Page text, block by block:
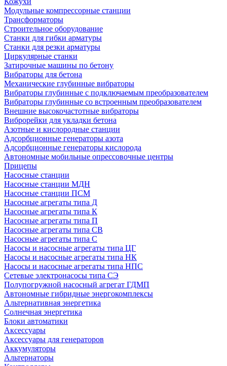
Модульные компрессорные станции
Трансформаторы
Строительное оборудование
Станки для гибки арматуры
Станки для резки арматуры
Циркулярные станки
Затирочные машины по бетону
Вибраторы для бетона
Механические глубинные вибраторы
Вибраторы глубинные с подключаемым преобразователем
Вибраторы глубинные со встроенным преобразователем
Внешние высокочастотные вибраторы
Виброрейки для укладки бетона
Азотные и кислородные станции
Адсорбционные генераторы азота
Адсорбционные генераторы кислорода
Автономные мобильные опрессовочные центры
Прицепы
Насосные станции
Насосные станции МДН
Насосные станции ПСМ
Насосные агрегаты типа Д
Насосные агрегаты типа К
Насосные агрегаты типа П
Насосные агрегаты типа СВ
Насосные агрегаты типа С
Насосы и насосные агрегаты типа ЦГ
Насосы и насосные агрегаты типа НК
Насосы и насосные агрегаты типа НПС
Сетевые электронасосы типа СЭ
Полупогружной насосный агрегат ГДМП
Автономные гибридные энергокомплексы
Альтернативная энергетика
Солнечная энергетика
Блоки автоматики
Аксессуары
Аксессуары для генераторов
Аккумуляторы
Альтернаторы